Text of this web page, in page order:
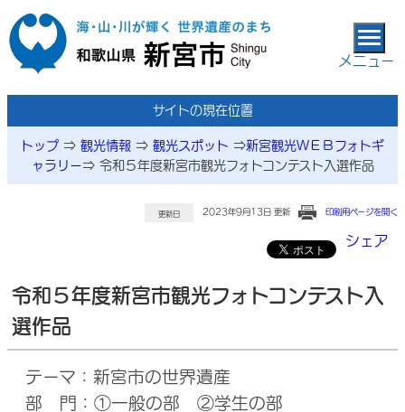
本文へ移動
メニュー
サイトの現在位置
トップ ⇒ 観光情報 ⇒ 観光スポット ⇒新宮観光ＷＥＢフォトギ
ャラリー⇒ 令和５年度新宮市観光フォトコンテスト入選作品
更新日 2023年9月13日 更新 印刷用ページを開く
シェア
令和５年度新宮市観光フォトコンテスト入
選作品
テーマ：新宮市の世界遺産
部 門：①一般の部 ②学生の部